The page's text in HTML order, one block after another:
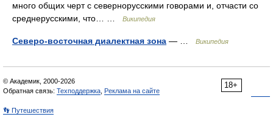
много общих черт с севернорусскими говорами и, отчасти со
среднерусскими, что… …
Википедия
Северо-восточная диалектная зона — … Википедия
18+
© Академик, 2000-2026
Обратная связь: Техподдержка Реклама на сайте
👣 Путешествия